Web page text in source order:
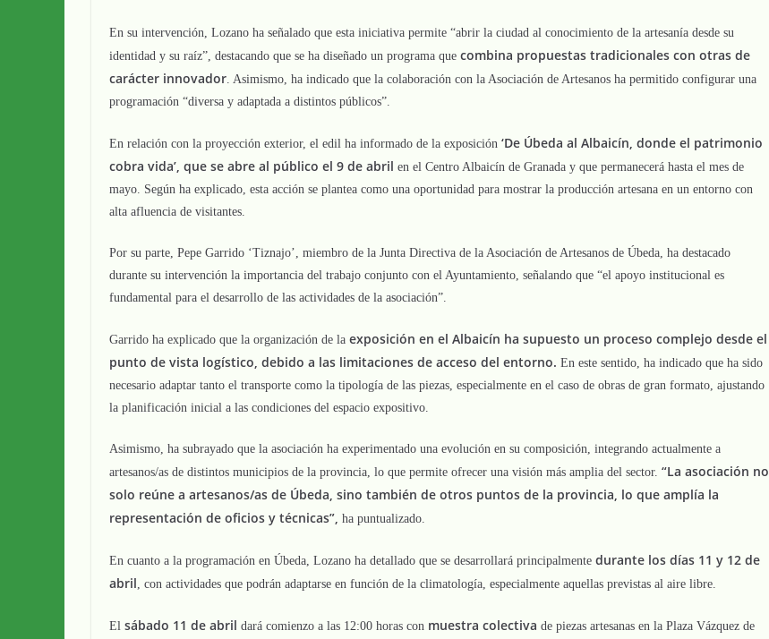
En su intervención, Lozano ha señalado que esta iniciativa permite “abrir la ciudad al conocimiento de la artesanía desde su
identidad y su raíz”, destacando que se ha diseñado un programa que combina propuestas tradicionales con otras de
carácter innovador. Asimismo, ha indicado que la colaboración con la Asociación de Artesanos ha permitido configurar una
programación “diversa y adaptada a distintos públicos”.
En relación con la proyección exterior, el edil ha informado de la exposición ‘De Úbeda al Albaicín, donde el patrimonio
cobra vida’, que se abre al público el 9 de abril en el Centro Albaicín de Granada y que permanecerá hasta el mes de
mayo. Según ha explicado, esta acción se plantea como una oportunidad para mostrar la producción artesana en un entorno con
alta afluencia de visitantes.
Por su parte, Pepe Garrido ‘Tiznajo’, miembro de la Junta Directiva de la Asociación de Artesanos de Úbeda, ha destacado
durante su intervención la importancia del trabajo conjunto con el Ayuntamiento, señalando que “el apoyo institucional es
fundamental para el desarrollo de las actividades de la asociación”.
Garrido ha explicado que la organización de la exposición en el Albaicín ha supuesto un proceso complejo desde el
punto de vista logístico, debido a las limitaciones de acceso del entorno. En este sentido, ha indicado que ha sido
necesario adaptar tanto el transporte como la tipología de las piezas, especialmente en el caso de obras de gran formato, ajustando
la planificación inicial a las condiciones del espacio expositivo.
Asimismo, ha subrayado que la asociación ha experimentado una evolución en su composición, integrando actualmente a
artesanos/as de distintos municipios de la provincia, lo que permite ofrecer una visión más amplia del sector. “La asociación no
solo reúne a artesanos/as de Úbeda, sino también de otros puntos de la provincia, lo que amplía la
representación de oficios y técnicas”, ha puntualizado.
En cuanto a la programación en Úbeda, Lozano ha detallado que se desarrollará principalmente durante los días 11 y 12 de
abril, con actividades que podrán adaptarse en función de la climatología, especialmente aquellas previstas al aire libre.
El sábado 11 de abril dará comienzo a las 12:00 horas con muestra colectiva de piezas artesanas en la Plaza Vázquez de